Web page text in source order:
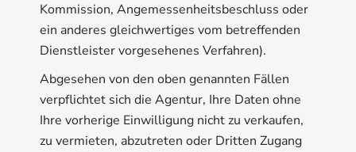
Kommission, Angemessenheitsbeschluss oder
ein anderes gleichwertiges vom betreffenden
Dienstleister vorgesehenes Verfahren).
Abgesehen von den oben genannten Fällen
verpflichtet sich die Agentur, Ihre Daten ohne
Ihre vorherige Einwilligung nicht zu verkaufen,
zu vermieten, abzutreten oder Dritten Zugang